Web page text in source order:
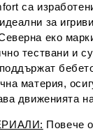
са
за
еко
тествани и
материя,
движенията
Повече